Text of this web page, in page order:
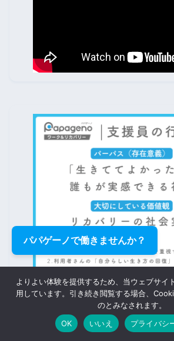
パパゲーノで働きませんか？
よりよい体験を提供するため、当ウェブサイ
用しています。引き続き閲覧する場合、
のとみなされます。
OK
いいえ プライバシ